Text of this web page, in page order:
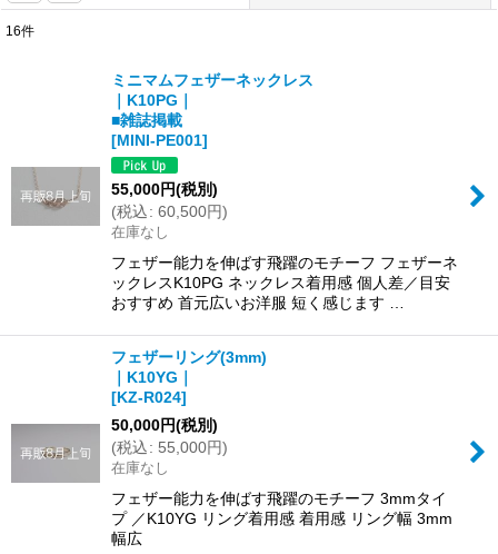
16件
ミニマムフェザーネックレス
｜K10PG｜
■雑誌掲載
[MINI-PE001]
55,000円(税別)
(税込: 60,500円)
在庫なし
フェザー能力を伸ばす飛躍のモチーフ フェザーネ
ックレスK10PG ネックレス着用感 個人差／目安
おすすめ 首元広いお洋服 短く感じます …
フェザーリング(3mm)
｜K10YG｜
[KZ-R024]
50,000円(税別)
(税込: 55,000円)
在庫なし
フェザー能力を伸ばす飛躍のモチーフ 3mmタイ
プ ／K10YG リング着用感 着用感 リング幅 3mm
幅広